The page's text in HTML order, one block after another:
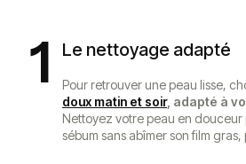
1 Le nettoyage adapté
Pour retrouver une peau lisse,
doux matin et soir, adapté à
Nettoyez votre peau en douceur
sébum sans abîmer son film